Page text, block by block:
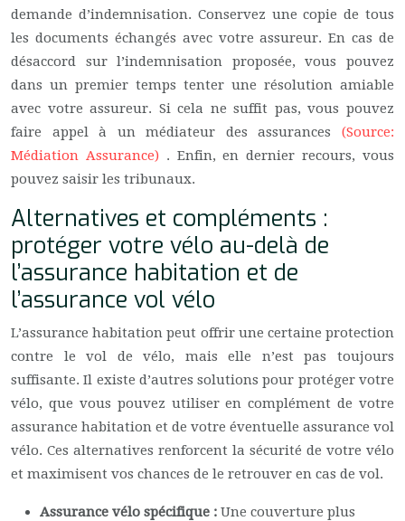
demande d’indemnisation. Conservez une copie de tous
les documents échangés avec votre assureur. En cas de
désaccord sur l’indemnisation proposée, vous pouvez
dans un premier temps tenter une résolution amiable
avec votre assureur. Si cela ne suffit pas, vous pouvez
faire appel à un médiateur des assurances (Source:
Médiation Assurance) . Enfin, en dernier recours, vous
pouvez saisir les tribunaux.
Alternatives et compléments :
protéger votre vélo au-delà de
l’assurance habitation et de
l’assurance vol vélo
L’assurance habitation peut offrir une certaine protection
contre le vol de vélo, mais elle n’est pas toujours
suffisante. Il existe d’autres solutions pour protéger votre
vélo, que vous pouvez utiliser en complément de votre
assurance habitation et de votre éventuelle assurance vol
vélo. Ces alternatives renforcent la sécurité de votre vélo
et maximisent vos chances de le retrouver en cas de vol.
Assurance vélo spécifique : Une couverture plus